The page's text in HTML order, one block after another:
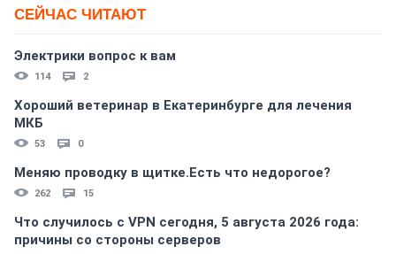
СЕЙЧАС ЧИТАЮТ
Электрики вопрос к вам
114 2
Хороший ветеринар в Екатеринбурге для лечения
МКБ
53 0
Меняю проводку в щитке.Есть что недорогое?
262 15
Что случилось с VPN сегодня, 5 августа 2026 года:
причины со стороны серверов